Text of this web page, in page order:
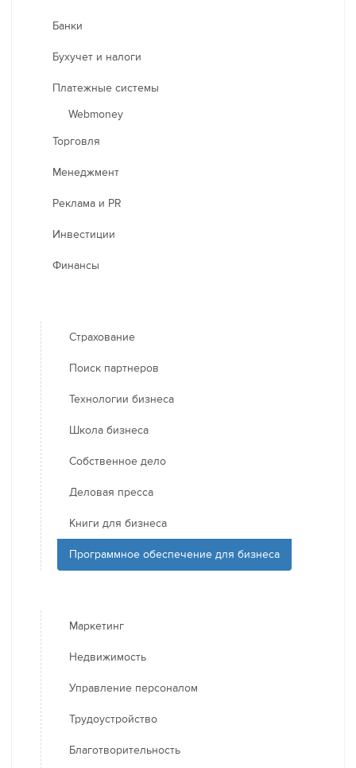
Банки
Бухучет и налоги
Платежные системы
Webmoney
Торговля
Менеджмент
Реклама и PR
Инвестиции
Финансы
Страхование
Поиск партнеров
Технологии бизнеса
Школа бизнеса
Собственное дело
Деловая пресса
Книги для бизнеса
Программное обеспечение для бизнеса
Маркетинг
Недвижимость
Управление персоналом
Трудоустройство
Благотворительность